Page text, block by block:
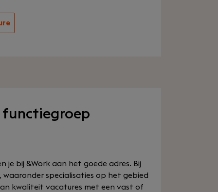
functiegroep
je bij &Work aan het goede adres. Bij
waaronder specialisaties op het gebied
kwaliteit vacatures met een vast of